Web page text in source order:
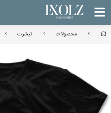
محصولات تیشرت